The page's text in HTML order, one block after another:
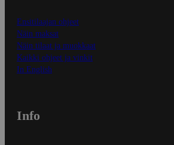
Ensitilaajan ohjeet
Näin maksat
Näin tilaat ja muokkaat
Kaikki ohjeet ja vinkit
In English
Info